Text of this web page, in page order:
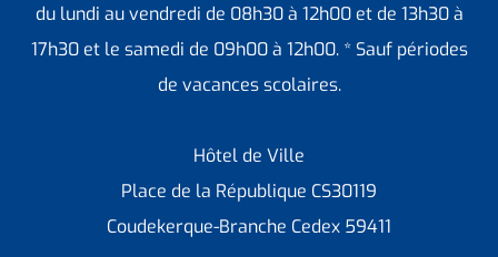
du lundi au vendredi de 08h30 à 12h00 et de 13h30 à
17h30 et le samedi de 09h00 à 12h00. * Sauf périodes
de vacances scolaires.
Hôtel de Ville
Place de la République CS30119
Coudekerque-Branche Cedex 59411